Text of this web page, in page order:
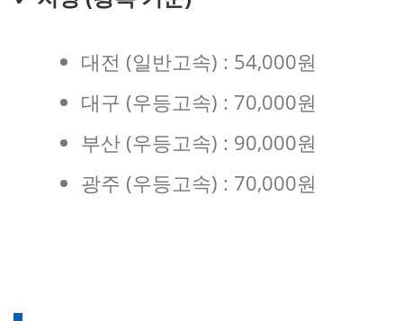
대전 (일반고속) : 54,000원
대구 (우등고속) : 70,000원
부산 (우등고속) : 90,000원
광주 (우등고속) : 70,000원